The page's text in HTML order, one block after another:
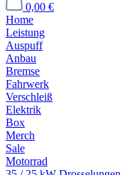
0,00 €
Home
Leistung
Auspuff
Anbau
Bremse
Fahrwerk
Verschleiß
Elektrik
Box
Merch
Sale
Motorrad